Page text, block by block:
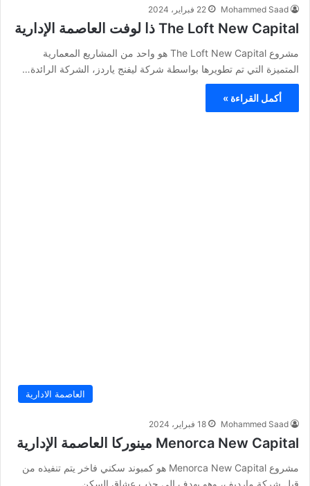
Mohammed Saad 22 فبراير، 2024
The Loft New Capital ذا لوفت العاصمة الإدارية
مشروع The Loft New Capital هو واحد من المشاريع المعمارية
المتميزة التي تم تطويرها بواسطة شركة ليفنج ياردز، الشركة الرائدة…
أكمل القراءة »
العاصمة الادارية
Mohammed Saad 18 فبراير، 2024
Menorca New Capital مينوركا العاصمة الإدارية
مشروع Menorca New Capital‎ هو كمبوند سكني فاخر يتم تنفيذه من
قبل شركة مارديف، وهو يهدف إلى جذب عشاق السكن…